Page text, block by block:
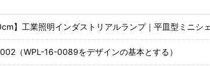
】工業照明インダストリアルランプ｜平皿型ミニシ
（WPL-16-0089をデザインの基本とする）